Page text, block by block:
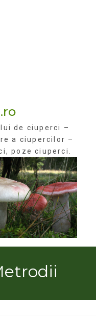
de ciuperci –
a ciupercilor –
poze ciuperci.